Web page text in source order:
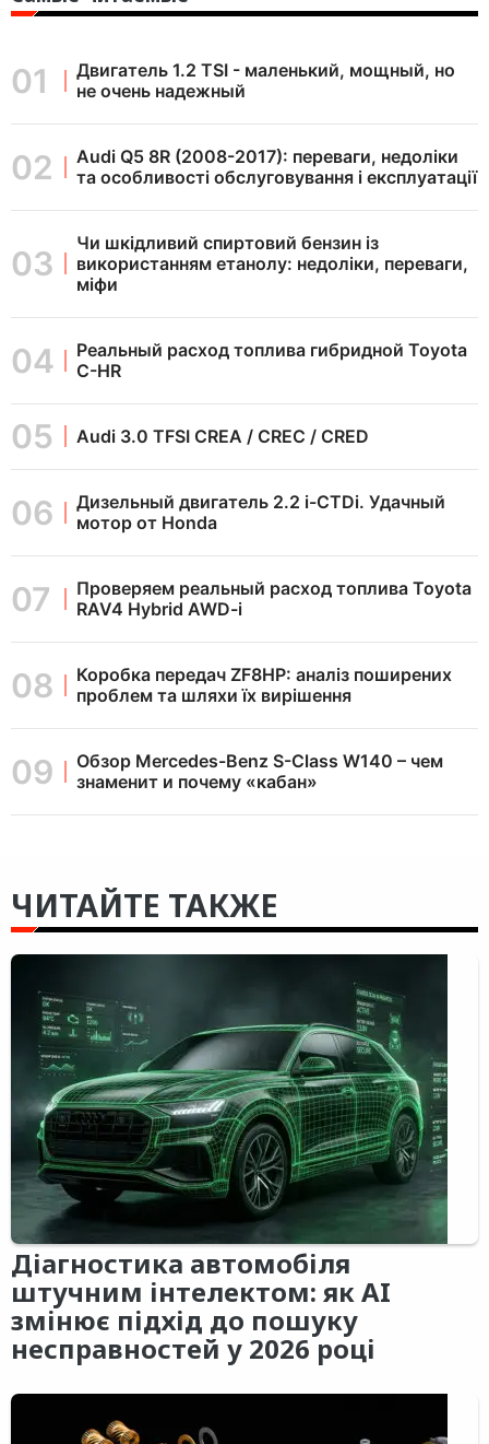
Двигатель 1.2 TSI - маленький, мощный, но
не очень надежный
Audi Q5 8R (2008-2017): переваги, недоліки
та особливості обслуговування і експлуатації
Чи шкідливий спиртовий бензин із
використанням етанолу: недоліки, переваги,
міфи
Реальный расход топлива гибридной Toyota
C-HR
Audi 3.0 TFSI CREA / CREC / CRED
Дизельный двигатель 2.2 i-CTDi. Удачный
мотор от Honda
Проверяем реальный расход топлива Toyota
RAV4 Hybrid AWD-i
Коробка передач ZF8HP: аналіз поширених
проблем та шляхи їх вирішення
Обзор Mercedes-Benz S-Class W140 – чем
знаменит и почему «кабан»
ЧИТАЙТЕ ТАКЖЕ
Діагностика автомобіля
штучним інтелектом: як AI
змінює підхід до пошуку
несправностей у 2026 році